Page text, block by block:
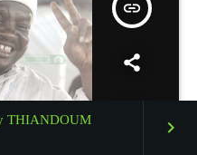
THIANDOUM
keyboard_arrow_right
insert_link